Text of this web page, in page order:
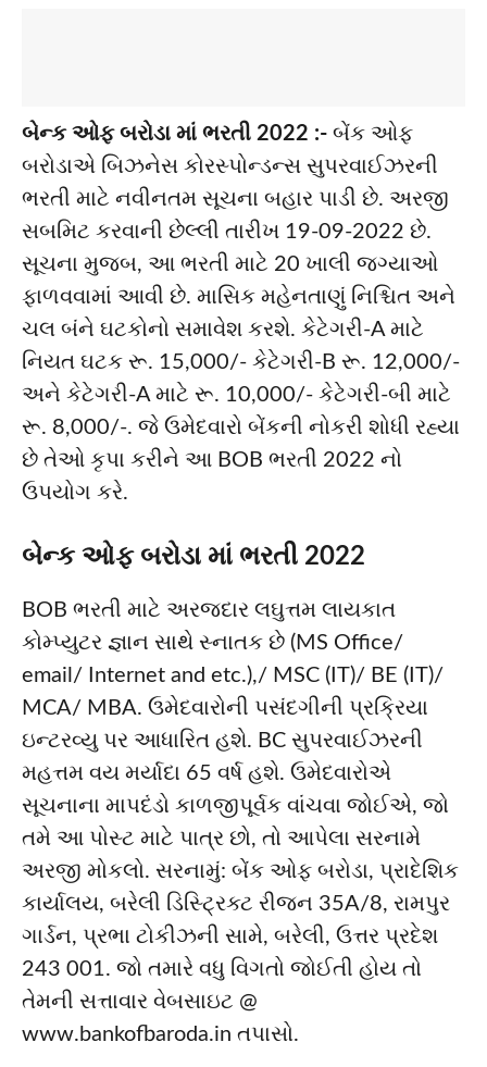
બેન્ક ઓફ બરોડા માં ભરતી 2022 :- બેંક ઓફ
બરોડાએ બિઝનેસ કોરસ્પોન્ડન્સ સુપરવાઈઝરની
ભરતી માટે નવીનતમ સૂચના બહાર પાડી છે. અરજી
સબમિટ કરવાની છેલ્લી તારીખ 19-09-2022 છે.
સૂચના મુજબ, આ ભરતી માટે 20 ખાલી જગ્યાઓ
ફાળવવામાં આવી છે. માસિક મહેનતાણું નિશ્ચિત અને
ચલ બંને ઘટકોનો સમાવેશ કરશે. કેટેગરી-A માટે
નિયત ઘટક રૂ. 15,000/- કેટેગરી-B રૂ. 12,000/-
અને કેટેગરી-A માટે રૂ. 10,000/- કેટેગરી-બી માટે
રૂ. 8,000/-. જે ઉમેદવારો બેંકની નોકરી શોધી રહ્યા
છે તેઓ કૃપા કરીને આ BOB ભરતી 2022 નો
ઉપયોગ કરે.
બેન્ક ઓફ બરોડા માં ભરતી 2022
BOB ભરતી માટે અરજદાર લઘુત્તમ લાયકાત
કોમ્પ્યુટર જ્ઞાન સાથે સ્નાતક છે (MS Office/
email/ Internet and etc.),/ MSC (IT)/ BE (IT)/
MCA/ MBA. ઉમેદવારોની પસંદગીની પ્રક્રિયા
ઇન્ટરવ્યુ પર આધારિત હશે. BC સુપરવાઈઝરની
મહત્તમ વય મર્યાદા 65 વર્ષ હશે. ઉમેદવારોએ
સૂચનાના માપદંડો કાળજીપૂર્વક વાંચવા જોઈએ, જો
તમે આ પોસ્ટ માટે પાત્ર છો, તો આપેલા સરનામે
અરજી મોકલો. સરનામું: બેંક ઓફ બરોડા, પ્રાદેશિક
કાર્યાલય, બરેલી ડિસ્ટ્રિક્ટ રીજન 35A/8, રામપુર
ગાર્ડન, પ્રભા ટોકીઝની સામે, બરેલી, ઉત્તર પ્રદેશ
243 001. જો તમારે વધુ વિગતો જોઈતી હોય તો
તેમની સત્તાવાર વેબસાઇટ @
www.bankofbaroda.in તપાસો.